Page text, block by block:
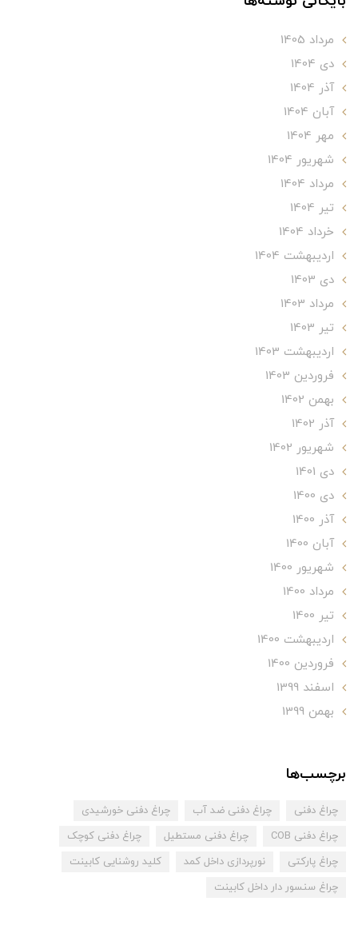
مرداد 1405
دی 1404
آذر 1404
آبان 1404
مهر 1404
شهریور 1404
مرداد 1404
تير 1404
خرداد 1404
ارديبهشت 1404
دی 1403
مرداد 1403
تير 1403
ارديبهشت 1403
فروردین 1403
بهمن 1402
آذر 1402
شهریور 1402
دی 1401
دی 1400
آذر 1400
آبان 1400
شهریور 1400
مرداد 1400
تير 1400
ارديبهشت 1400
فروردین 1400
اسفند 1399
بهمن 1399
برچسب‌ها
چراغ دفنی چراغ دفنی ضد آب
چراغ دفنی خورشیدی
چراغ دفنی COB
چراغ دفنی مستطیل
چراغ دفنی کوچک
چراغ پارکتی
نورپردازی داخل کمد
کلید روشنایی کابینت
چراغ سنسور دار داخل کابینت